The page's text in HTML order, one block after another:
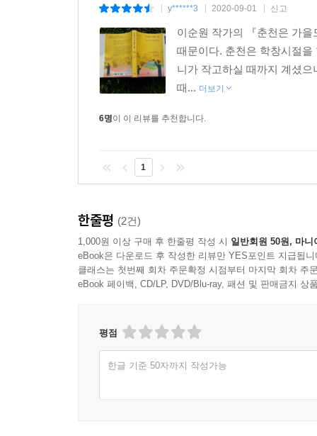
일상을 살아가기 위해 쓴 가면이란 것이 언제 벗
사실 세상과 맞설 자신이 조금도 없는 것인지도
의지와는 상관없이 어디에다 말할 데도 없는
마주하는 것이다. 이런 주희의 모습은 ‘나’가 그
끈을 끊어낸다.
얼룩진 영혼들을 이해하며……
김진호의 주변 인물들을 돌아보면 유독 아픔을
유기하는 당숙이 그러하고, 자학하듯 스스로 ‘아이
연좌제(소설 속에 나타나 있지는 않으나)와 사
그는 어느 날 명진의 독립문 앞에서 시집들을 불태
y******3 2020-09-01 신고
이순원 작가의 『춘천은 가
때문이다. 춘천은 학창시절
니가 작고하실 때까지 계셨
때... 더보기
6명이 이 리뷰를 추천합니다.
1
한줄평 (2건)
1,000원 이상 구매 후 한줄평 작성 시 일반회원 50원, 마니
eBook은 다운로드 후 작성한 리뷰만 YES포인트 지급됩니
클래스는 첫번째 회차 주문확정 시점부터 마지막 회차 주
eBook 페이백, CD/LP, DVD/Blu-ray, 패션 및 판매금지 상
평점
한글 기준 50자까지 작성가능